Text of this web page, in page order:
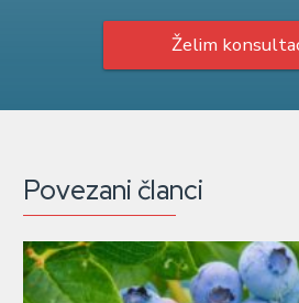
Želim
Povezani članci